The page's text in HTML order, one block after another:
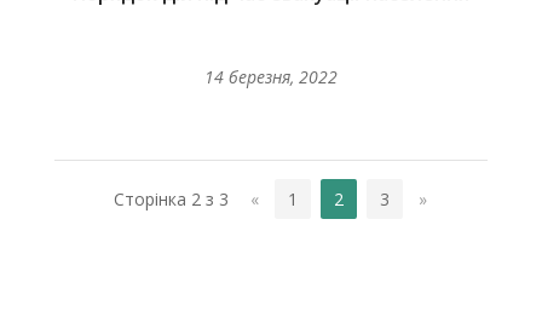
14 березня, 2022
Сторінка 2 з 3 « 1 2 3 »